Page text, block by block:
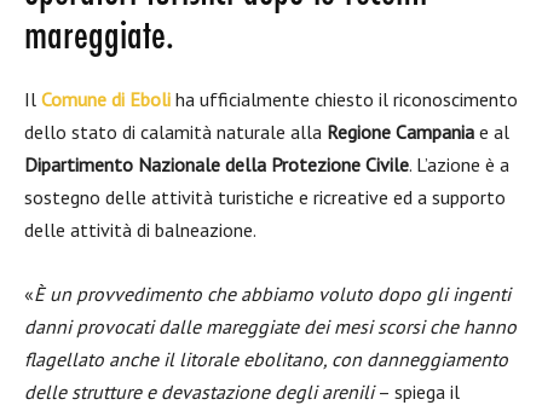
mareggiate.
Il Comune di Eboli ha ufficialmente chiesto il riconoscimento
dello stato di calamità naturale alla Regione Campania e al
Dipartimento Nazionale della Protezione Civile. L’azione è a
sostegno delle attività turistiche e ricreative ed a supporto
delle attività di balneazione.
«È un provvedimento che abbiamo voluto dopo gli ingenti
danni provocati dalle mareggiate dei mesi scorsi che hanno
flagellato anche il litorale ebolitano, con danneggiamento
delle strutture e devastazione degli arenili– spiega il